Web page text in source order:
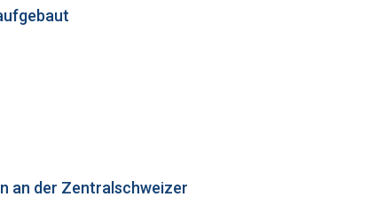
an der Zentralschweizer